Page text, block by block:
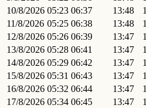
10/8/2026 05:23 06:37 13:48
11/8/2026 05:25 06:38 13:48
12/8/2026 05:26 06:39 13:47
13/8/2026 05:28 06:41 13:47
14/8/2026 05:29 06:42 13:47
15/8/2026 05:31 06:43 13:47
16/8/2026 05:32 06:44 13:47
17/8/2026 05:34 06:45 13:47